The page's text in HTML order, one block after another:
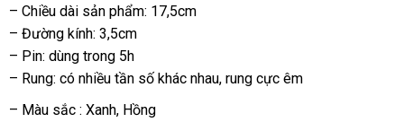
– Chiều dài sản phẩm: 17,5cm
– Đường kính: 3,5cm
– Pin: dùng trong 5h
– Rung: có nhiều tần số khác nhauhàng
, rung cực êm
– Màu sắc : Xanhđặt
, Hồng